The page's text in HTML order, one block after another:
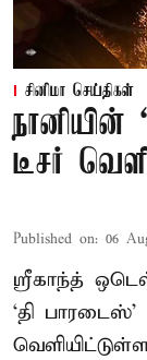
சினிமா செய்திகள்
நானியின்
டீசர்
Published on: 06
ஸ்ரீகாந்த்
‘தி